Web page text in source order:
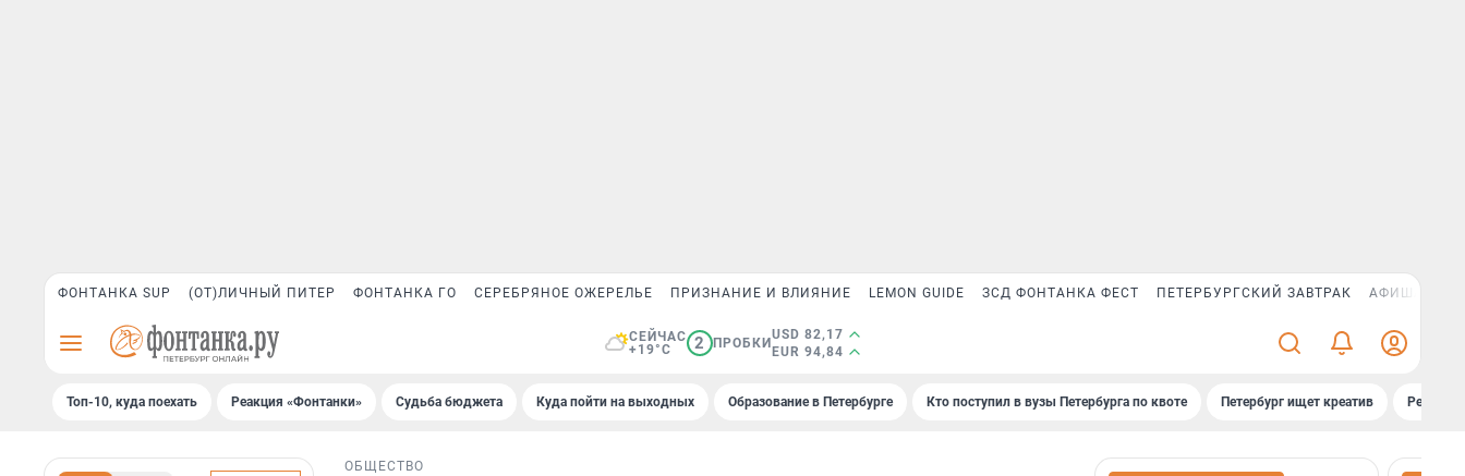
ФОНТАНКА SUP (ОТ)ЛИЧНЫЙ ПИТЕР ФОНТАНКА ГО СЕРЕБРЯНОЕ ОЖЕРЕЛЬЕ ПРИЗНАНИЕ И ВЛИЯНИЕ LEMON GUIDE ЗСД ФОНТАНКА ФЕСТ ПЕТЕРБУРГСКИЙ ЗАВТРАК АФИША PLUS
СЕЙЧАС
+19°C
2 ПРОБКИ
USD 82,17
EUR 94,84
Топ-10, куда поехать Реакция «Фонтанки» Судьба бюджета Куда пойти на выходных Образование в Петербурге Кто поступил в вузы Петербурга по квоте Петербург ищет креатив
ОБЩЕСТВО